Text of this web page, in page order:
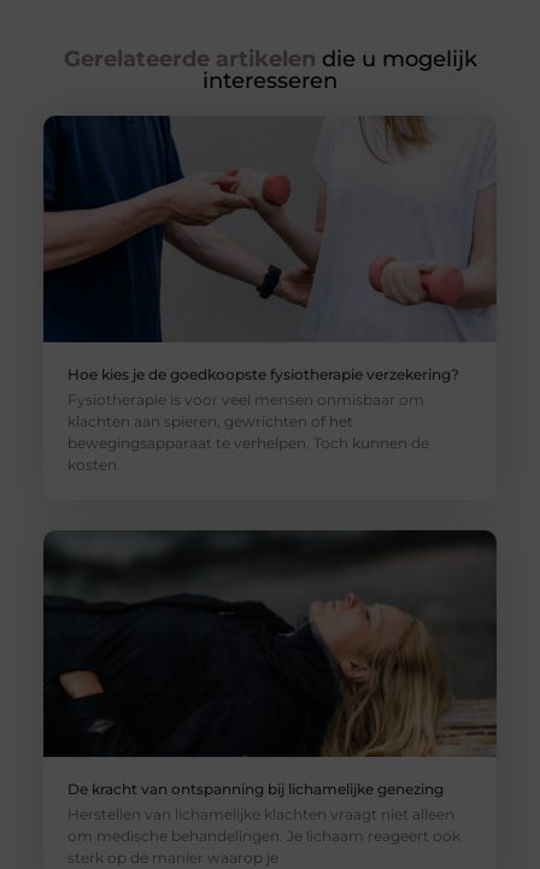
Gerelateerde artikelen die u mogelijk
interesseren
Hoe kies je de goedkoopste fysiotherapie verzekering?
Fysiotherapie is voor veel mensen onmisbaar om
klachten aan spieren, gewrichten of het
bewegingsapparaat te verhelpen. Toch kunnen de
kosten
De kracht van ontspanning bij lichamelijke genezing
Herstellen van lichamelijke klachten vraagt niet alleen
om medische behandelingen. Je lichaam reageert ook
sterk op de manier waarop je